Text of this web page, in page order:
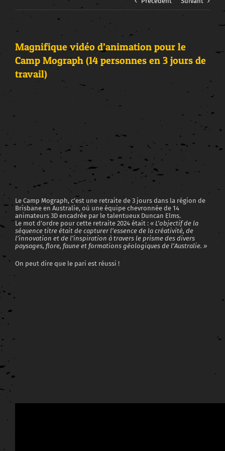
Magnifique vidéo d’animation pour le
Camp Mograph (14 personnes en 3 jours de
travail)
l'image
Le Camp Mograph, c’est une retraite de 3 jours dans la région de
Brisbane en Australie, où une équipe chevronnée de 14
animateurs 3D encadrée par le talentueux Duncan Elms.
Le mot d’ordre pour cette retraite 2024 était : « L’objectif de la
séquence titre était de capturer l’essence de la créativité, de
l’innovation et de l’inspiration à travers le prisme des divers
paysages, flore, faune et formations géologiques de l’Australie. »
On peut dire que le pari est réussi !